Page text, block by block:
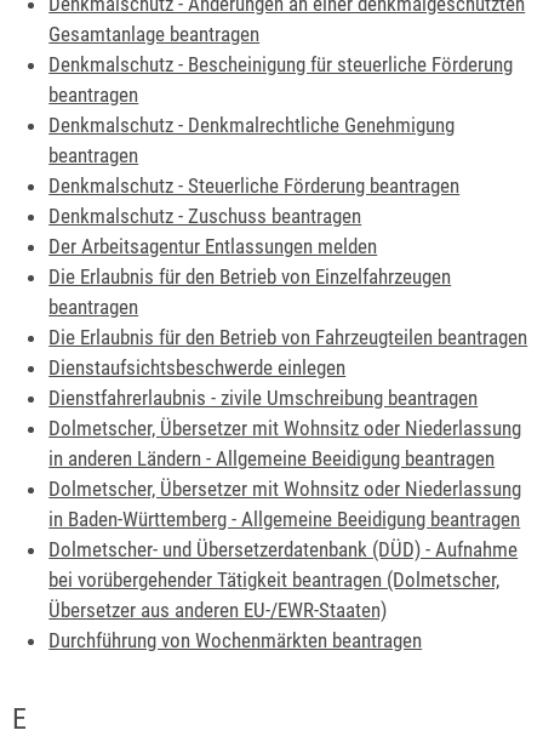
Gesamtanlage beantragen
Denkmalschutz - Bescheinigung für steuerliche Förderung
beantragen
Denkmalschutz - Denkmalrechtliche Genehmigung
beantragen
Denkmalschutz - Steuerliche Förderung beantragen
Denkmalschutz - Zuschuss beantragen
Der Arbeitsagentur Entlassungen melden
Die Erlaubnis für den Betrieb von Einzelfahrzeugen
beantragen
Die Erlaubnis für den Betrieb von Fahrzeugteilen beantragen
Dienstaufsichtsbeschwerde einlegen
Dienstfahrerlaubnis - zivile Umschreibung beantragen
Dolmetscher, Übersetzer mit Wohnsitz oder Niederlassung
in anderen Ländern - Allgemeine Beeidigung beantragen
Dolmetscher, Übersetzer mit Wohnsitz oder Niederlassung
in Baden-Württemberg - Allgemeine Beeidigung beantragen
Dolmetscher- und Übersetzerdatenbank (DÜD) - Aufnahme
bei vorübergehender Tätigkeit beantragen (Dolmetscher,
Übersetzer aus anderen EU-/EWR-Staaten)
Durchführung von Wochenmärkten beantragen
E